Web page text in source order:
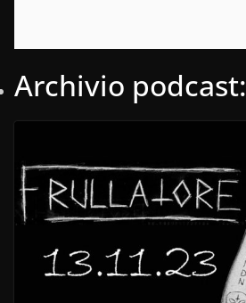
Archivio podcast: